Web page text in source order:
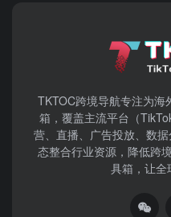
TKTOC跨境导航​专注为海
箱，覆盖主流平台（
营、直播、广告投放、数
态整合行业资源，降低跨
具箱，让全